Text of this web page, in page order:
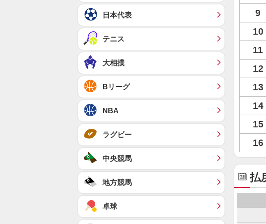
9
10
11
12
13
14
15
16
払
日本代表
テニス
大相撲
Bリーグ
NBA
ラグビー
中央競馬
地方競馬
卓球